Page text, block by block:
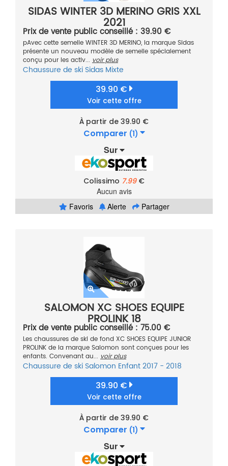
SIDAS WINTER 3D MERINO GRIS XXL
2021
Prix de vente public conseillé : 39.90 €
pAvec cette semelle WINTER 3D MERINO, la marque Sidas
présente un nouveau modèle de semelle spécialement
conçu pour les activ... voir plus
Chaussure de ski Sidas Mixte
39.90 €
Voir cette offre
À partir de 39.90 €
Comparer (1)
Sur
Colissimo 7.99€
Aucun avis
Favoris
Alerte Partager
SALOMON XC SHOES EQUIPE
PROLINK 18
Prix de vente public conseillé : 75.00 €
Les chaussures de ski de fond XC SHOES EQUIPE JUNIOR
PROLINK de la marque Salomon sont conçues pour les
enfants. Convenant au... voir plus
Chaussure de ski Salomon Enfant2017 - 2018
39.90 €
Voir cette offre
À partir de 39.90 €
Comparer (1)
Sur